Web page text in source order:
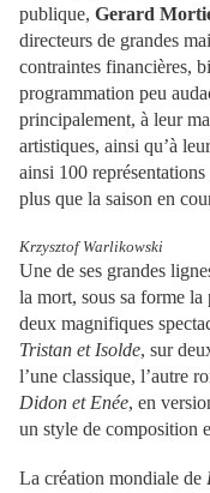
publique, Gerard
directeurs de grandes
contraintes financières,
programmation peu
principalement, à leur
artistiques, ainsi qu’à
ainsi 100
plus que la saison en
Krzysztof Warlikowski
Une de ses grandes
la mort, sous sa forme
deux magnifiques
Tristan et Isolde, sur
l’une classique, l’autre
Didon et Enée, en
un style de composition
La création mondiale de